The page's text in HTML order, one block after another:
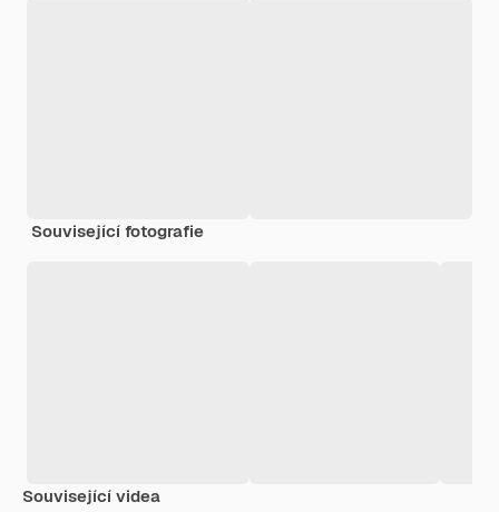
Související fotografie
Související videa